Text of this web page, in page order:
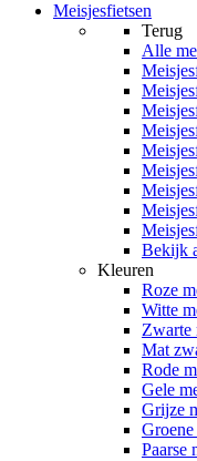
Meisjesfietsen
Terug
Alle
Bekijk
Kleuren
Roze
Witte
Zwarte
Mat
Rode
Gele
Grijze
Groene
Paarse